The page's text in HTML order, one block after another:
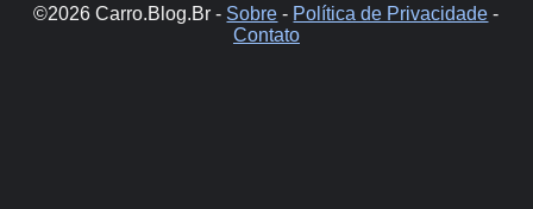
©2026 Carro.Blog.Br - Sobre - Política de Privacidade -
Contato